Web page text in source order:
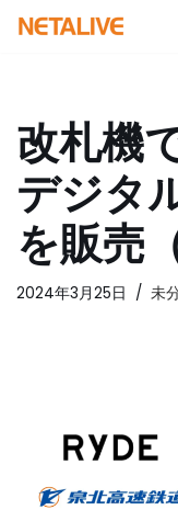
ン
ツ
へ
ス
キ
ッ
プ
改札機
デジタ
を販売
2024年3月25日 未